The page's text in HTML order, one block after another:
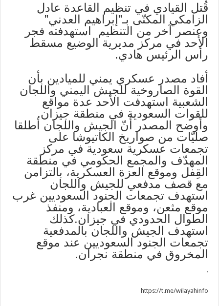
قُتل القيادي في تنظيم القاعدة عادل
الزامكي المكنّى بـ”إبراهيم العدني”
وعنصر آخر من التنظيم استهدفته فجر
الأحد في مركز مديرية الوضيع مسقط
رأس الرئيس هادي.
أفاد مصدر عسكري يمني للميادين بأن
القوة الصاروخية للجيش اليمني واللجان
الشعبية استهدفت الأحد عدة مواقع
للقوات السعودية في منطقة جيزان.
وأوضح المصدر أنّ الجيش واللجان أطلقا
صليّات من صواريخ الكاتيوشا على
تجمعات عسكرية سعودية في مركز
المهدّف والمجمع الحكومي في منطقة
القِفل وموقع العزة العسكرية، بالتزامن
مع قصف مدفعي للجيش واللجان
استهدف تجمعات الجنود السعوديين غرب
موقع مثعن، وموقع العبادية، ومنفذ
الطوال الحدودي في جيزان.كذلك
استهدف الجيش واللجان بالمدفعية
تجمعات الجنود السعوديين عند موقع
المخروق في منطقة نجران.
.
https://t.me/wilayahinfo